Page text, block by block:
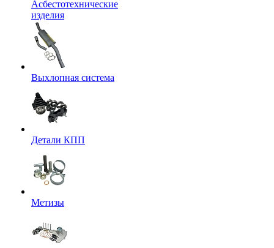
Асбестотехнические
изделия
Выхлопная система
Детали КПП
Метизы